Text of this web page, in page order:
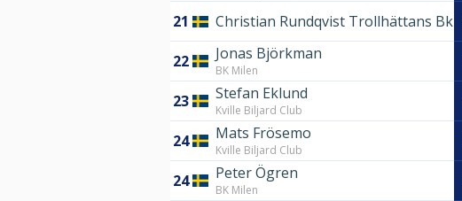
21 Christian Rundqvist Trollhättans Bk
22 Jonas Björkman
BK Milen
23 Stefan Eklund
Kville Biljard Club
24 Mats Frösemo
Kville Biljard Club
24 Peter Ögren
BK Milen